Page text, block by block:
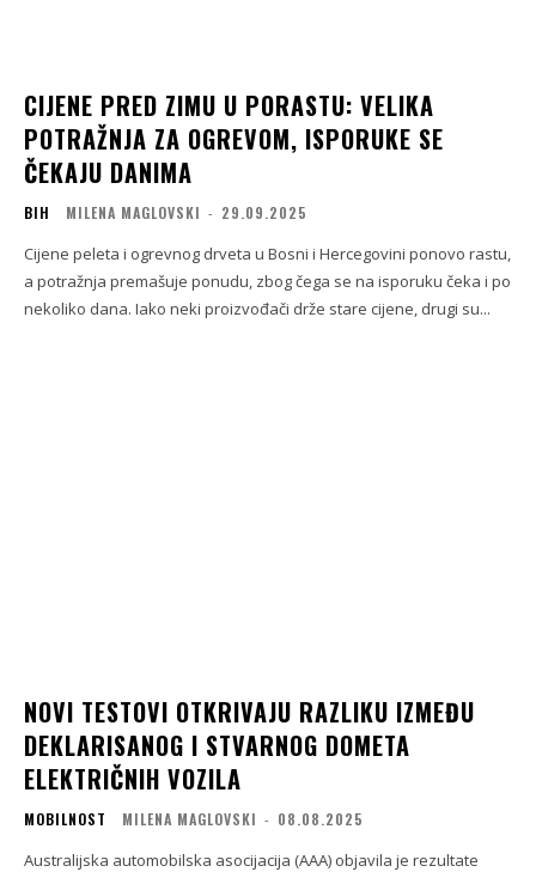
CIJENE PRED ZIMU U PORASTU: VELIKA
POTRAŽNJA ZA OGREVOM, ISPORUKE SE
ČEKAJU DANIMA
BIH MILENA MAGLOVSKI - 29.09.2025
Cijene peleta i ogrevnog drveta u Bosni i Hercegovini ponovo rastu,
a potražnja premašuje ponudu, zbog čega se na isporuku čeka i po
nekoliko dana. Iako neki proizvođači drže stare cijene, drugi su...
NOVI TESTOVI OTKRIVAJU RAZLIKU IZMEĐU
DEKLARISANOG I STVARNOG DOMETA
ELEKTRIČNIH VOZILA
MOBILNOST MILENA MAGLOVSKI - 08.08.2025
Australijska automobilska asocijacija (AAA) objavila je rezultate